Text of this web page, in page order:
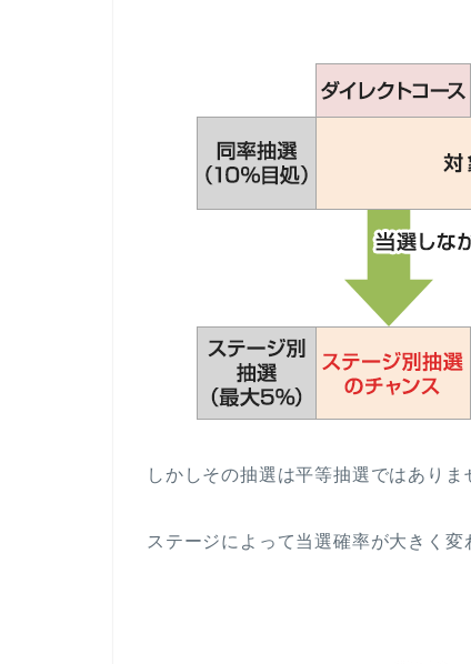
しかしその抽選は平等抽選ではありま
ステージによって当選確率が大きく変